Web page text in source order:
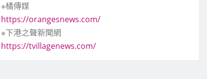
※橘傳媒
https://orangesnews.com/
※下港之聲新聞網
https://tvillagenews.com/